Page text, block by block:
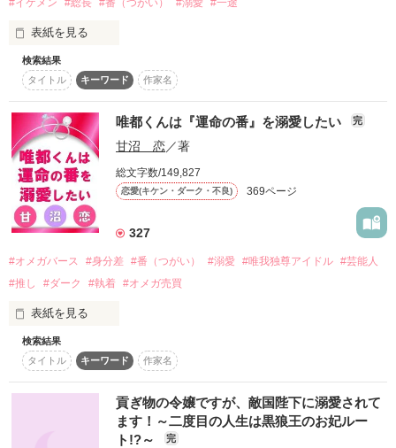
「ごめん、三条。　泣くなよ……俺が悪かった」
思ったより人間らしくて、
「俺を頼って。　俺に助けさせて」
佐柳を知るたび、どうしようもなく胸が疼く。
気付けば私は佐柳に夢中になっていた。
「和葉がこの世に生まれるずっとずっと昔から、
俺はお前のことを愛していた」
殺さなければいけないはずなのに、
空っぽだった和葉の心が
次第に玻玖の愛で満たされていき――。
暗殺をたくらむ偽りの婚約から始まる、
運命をたどる真実の愛の物語。
《執筆期間》
※本作に出てくる『呪術』はフィクションであり、
実際の史実等には一切関係ありません。
人生とことん楽しみましょう。
モフモフの癒しを、じっくり堪能しつつ……！
2021.6.2 完結公開
作品を読む
#イケメン
#総長 #番（つがい） #溺愛 #一途
表紙を見る
私がオメガだから
アルファ様たちに狙われていたと思っていたのに……
溺愛はやめて欲しい。
しかも5人の王子様からなんて。
私の心臓が耐えられないんだから……
姉御肌系オメガ
秋月　歌夜  （高３）
akiduki  kaya
検索結果
タイトル
キーワード 作家名
唯都くんは『運命の番』を溺愛したい 完
甘沼 恋／著
総文字数/149,827
恋愛(キケン・ダーク・不良) 369ページ
327
#オメガバース #身分差 #番（つがい） #溺愛 #唯我独尊アイドル #芸能人
#推し
#ダーク #執着 #オメガ売買
表紙を見る
私は家族にも愛されないベータなのに
【やっと出会えた、俺の運命の番】
検索結果
タイトル
キーワード 作家名
貢ぎ物の令嬢ですが、敵国陛下に溺愛されて
ます！～二度目の人生は黒狼王のお妃ルー
ト!?～
完